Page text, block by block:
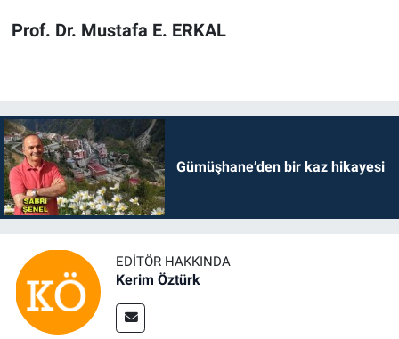
Prof. Dr. Mustafa E. ERKAL
Gümüşhane’den bir kaz hikayesi
EDITÖR HAKKINDA
Kerim Öztürk